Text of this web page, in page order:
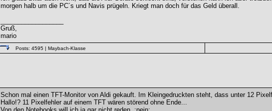
morgen halb um die PC´s und Navis prügeln. Kriegt man doch für das Geld überall.
Gruß,
mario
Posts: 4595 | Maybach-Klasse
Schon mal einen TFT-Monitor von Aldi gekauft. Im Kleingedruckten steht, dass unter 12
Hallo!? 11 Pixelfehler auf einem TFT wären störend ohne Ende...